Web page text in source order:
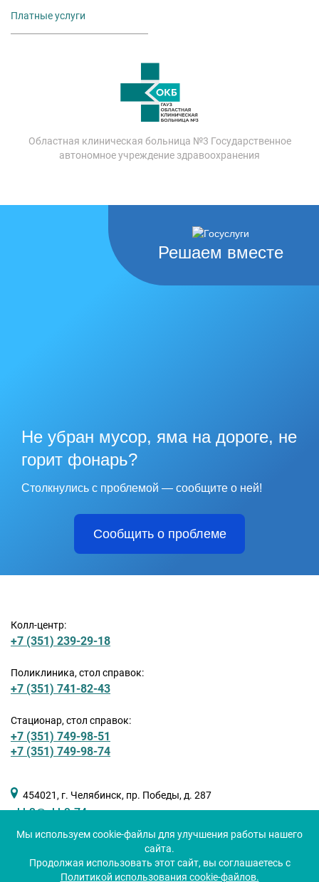
Платные услуги
Областная клиническая больница №3 Государственное
автономное учреждение здравоохранения
Решаем вместе
Не убран мусор, яма на дороге, не
горит фонарь?
Столкнулись с проблемой — сообщите о ней!
Сообщить о проблеме
Колл-центр:
+7 (351) 239-29-18
Поликлиника, стол справок:
+7 (351) 741-82-43
Стационар, стол справок:
+7 (351) 749-98-51
+7 (351) 749-98-74
454021, г. Челябинск, пр. Победы, д. 287
okb3@okb3-74.ru
Мы используем cookie-файлы для улучшения работы нашего
сайта.
Продолжая использовать этот сайт, вы соглашаетесь с
Политикой использования cookie-файлов.